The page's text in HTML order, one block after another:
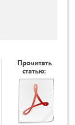
Прочитать
статью: